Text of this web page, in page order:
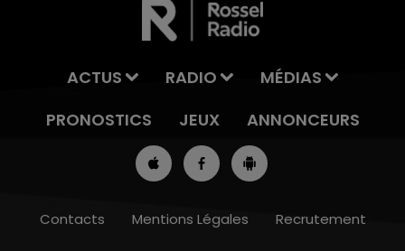
ACTUS RADIO
MÉDIAS
PRONOSTICS
JEUX ANNONCEURS
Contacts Mentions Légales
Recrutement